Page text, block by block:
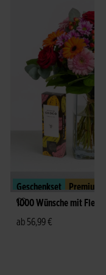
Geschenkset
Premium
1000 Wünsche mit Fleur
ab 56,99 €